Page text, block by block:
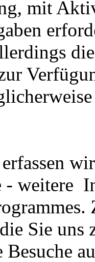
mit
- weitere
Sie uns